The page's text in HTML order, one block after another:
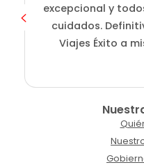
excepcional y
cuidados.
Viajes Éxito a